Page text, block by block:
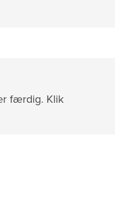
færdig. Klik